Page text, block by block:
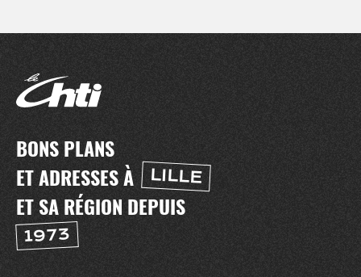
SORTIR
BONS PLANS
ET ADRESSES À
LILLE
ET SA RÉGION DEPUIS
1973